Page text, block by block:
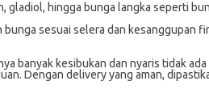
hingga bunga langka seperti
sesuai selera dan kesanggupan
banyak kesibukan dan nyaris tidak
Dengan delivery yang aman,